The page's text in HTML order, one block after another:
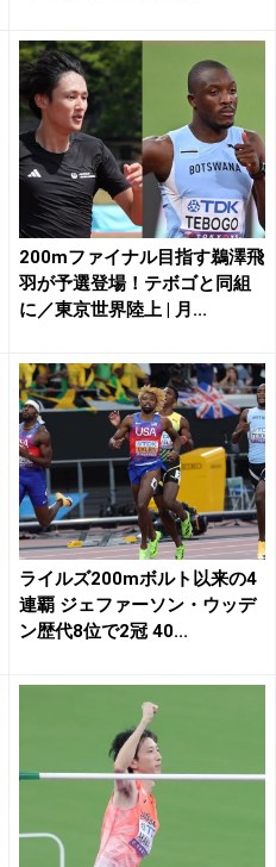
200mファイナル目指す鵜澤飛
羽が予選登場！テボゴと同組
に／東京世界陸上 | 月...
ライルズ200mボルト以来の4
連覇 ジェファーソン・ウッデ
ン歴代8位で2冠 40...